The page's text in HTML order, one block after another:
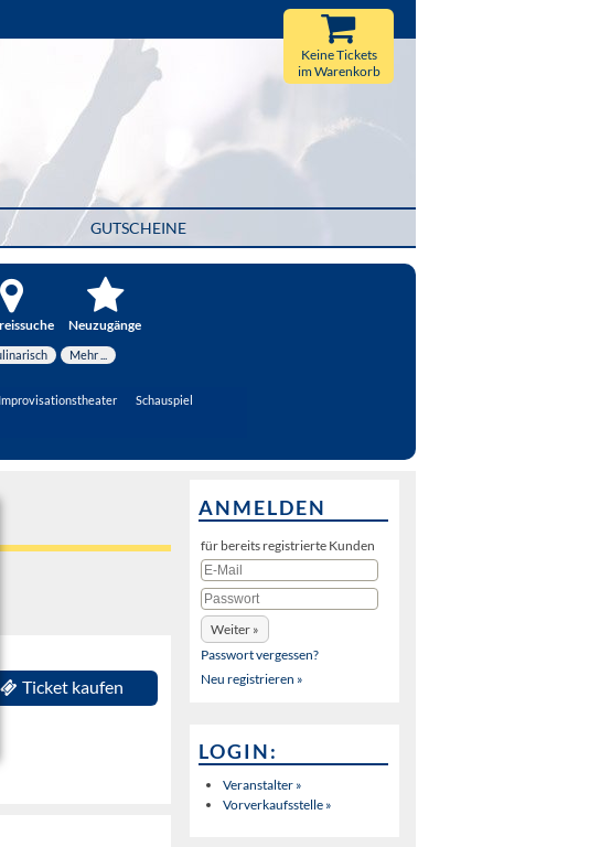
GUTSCHEINE
Keine Tickets
im Warenkorb
Neuzugänge
Mehr ...
Improvisationstheater
Schauspiel
Ticket kaufen
ANMELDEN
für bereits registrierte Kunden
Passwort vergessen?
Neu registrieren »
LOGIN:
Veranstalter »
Vorverkaufsstelle »